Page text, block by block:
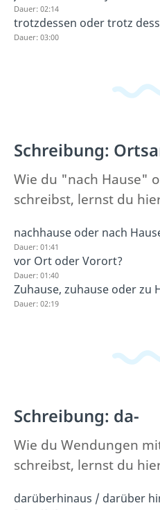
Dauer: 02:14
trotzdessen oder trotz
Dauer: 03:00
Schreibung:
Wie du "nach Hause"
schreibst, lernst du
nachhause oder nach
Dauer: 01:41
vor Ort oder Vorort?
Dauer: 01:40
Zuhause, zuhause oder zu
Dauer: 02:19
Schreibung: da-
Wie du Wendungen
schreibst, lernst du
darüberhinaus / darüber